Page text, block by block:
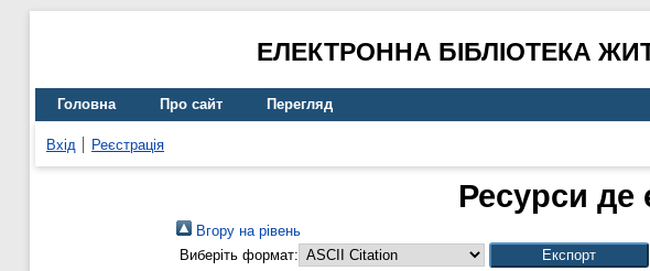
ЕЛЕКТРОННА БІБЛІОТЕКА
Головна Про сайт Перегляд
Вхід Реєстрація
Ресурси де
Вгору на рівень
Виберіть формат: